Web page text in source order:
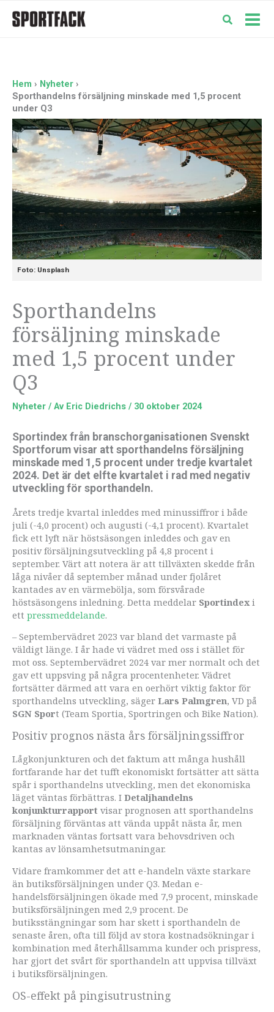
Hem
Nyheter
Sporthandelns försäljning minskade med 1,5 procent
under Q3
Foto: Unsplash
Sporthandelns
försäljning minskade
med 1,5 procent under
Q3
Nyheter / Av Eric Diedrichs / 30 oktober 2024
Sportindex från branschorganisationen Svenskt
Sportforum visar att sporthandelns försäljning
minskade med 1,5 procent under tredje kvartalet
2024. Det är det elfte kvartalet i rad med negativ
utveckling för sporthandeln.
Årets tredje kvartal inleddes med minussiffror i både
juli (-4,0 procent) och augusti (-4,1 procent). Kvartalet
fick ett lyft när höstsäsongen inleddes och gav en
positiv försäljningsutveckling på 4,8 procent i
september. Värt att notera är att tillväxten skedde från
låga nivåer då september månad under fjolåret
kantades av en värmebölja, som försvårade
höstsäsongens inledning. Detta meddelar Sportindex i
ett pressmeddelande.
– Septembervädret 2023 var bland det varmaste på
väldigt länge. I år hade vi vädret med oss i stället för
mot oss. Septembervädret 2024 var mer normalt och det
gav ett uppsving på några procentenheter. Vädret
fortsätter därmed att vara en oerhört viktig faktor för
sporthandelns utveckling, säger Lars Palmgren, VD på
SGN Sport (Team Sportia, Sportringen och Bike Nation).
Positiv prognos nästa års försäljningssiffror
Lågkonjunkturen och det faktum att många hushåll
fortfarande har det tufft ekonomiskt fortsätter att sätta
spår i sporthandelns utveckling, men det ekonomiska
läget väntas förbättras. I Detaljhandelns
konjunkturrapport visar prognosen att sporthandelns
försäljning förväntas att vända uppåt nästa år, men
marknaden väntas fortsatt vara behovsdriven och
kantas av lönsamhetsutmaningar.
Vidare framkommer det att e-handeln växte starkare
än butiksförsäljningen under Q3. Medan e-
handelsförsäljningen ökade med 7,9 procent, minskade
butiksförsäljningen med 2,9 procent. De
butiksstängningar som har skett i sporthandeln de
senaste åren, ofta till följd av stora kostnadsökningar i
kombination med återhållsamma kunder och prispress,
har gjort det svårt för sporthandeln att uppvisa tillväxt
i butiksförsäljningen.
OS-effekt på pingisutrustning